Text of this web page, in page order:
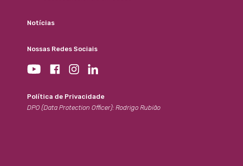
Notícias
Nossas Redes Sociais
Política de Privacidade
DPO (Data Protection Officer): Rodrigo Rubião